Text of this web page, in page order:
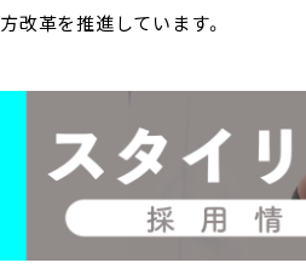
方改革を推進しています。